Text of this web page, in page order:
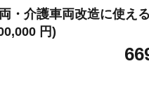
区」に指
2018年（
の交通手
・介護車両改造に使え
円)